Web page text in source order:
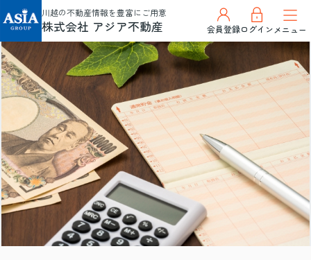
川越の不動産情報を豊富にご用意
株式会社 アジア不動産 会員登録ログインメニュー